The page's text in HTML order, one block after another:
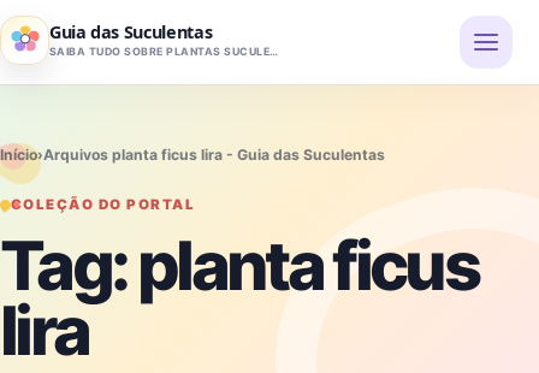
Pular para o conteúdo
Guia das Suculentas
SAIBA TUDO SOBRE PLANTAS SUCULENTAS
Início›Arquivos planta ficus lira - Guia das Suculentas
COLEÇÃO DO PORTAL
Tag:planta ficus
lira